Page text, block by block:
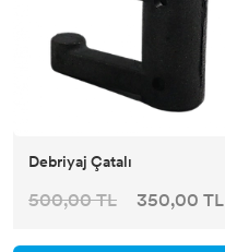
Debriyaj Çatalı
500,00 TL 350,00 TL